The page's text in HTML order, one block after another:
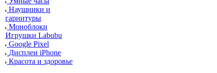
Наушники и
гарнитуры
Моноблоки
Игрушки Labubu
Google Pixel
Дисплеи iPhone
Красота и здоровье